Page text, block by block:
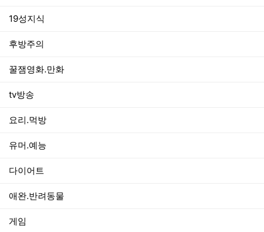
19성지식
후방주의
꿀잼영화.만화
tv방송
요리.먹방
유머.예능
다이어트
애완.반려동물
게임